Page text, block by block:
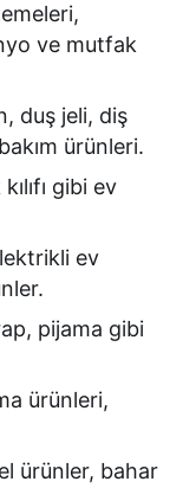
ve mutfak
duş jeli, diş
ürünleri.
gibi ev
ev
pijama gibi
ürünleri,
ürünler, bahar